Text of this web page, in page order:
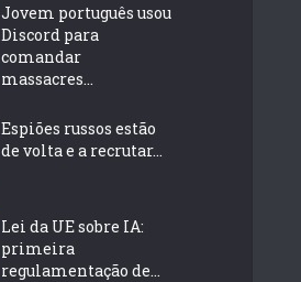
Jovem português usou
Discord para
comandar
massacres...
Espiões russos estão
de volta e a recrutar...
Lei da UE sobre IA:
primeira
regulamentação de...